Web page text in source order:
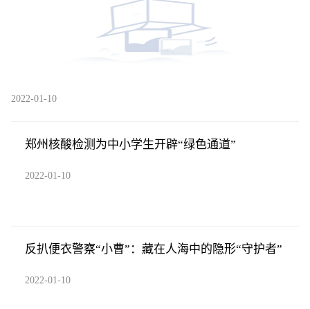
2022-01-10
郑州核酸检测为中小学生开辟“绿色通道”
2022-01-10
反扒便衣警察“小曹”：藏在人海中的隐形“守护者”
2022-01-10